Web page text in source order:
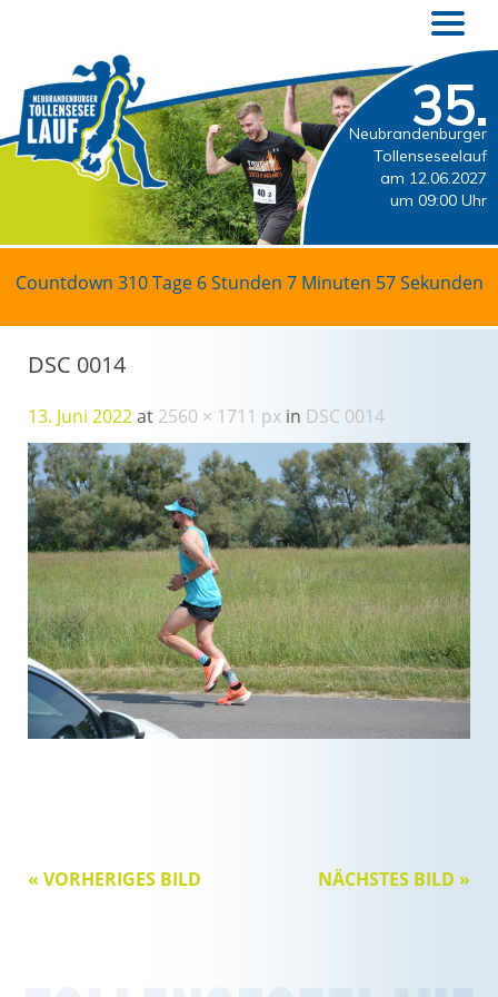
35.
Neubrandenburger
Tollenseseelauf
am 12.06.2027
um 09:00 Uhr
Countdown 310 Tage 6 Stunden 7 Minuten 57 Sekunden
DSC 0014
13. Juni 2022at 2560 × 1711 px in DSC 0014
« VORHERIGES BILD NÄCHSTES BILD »